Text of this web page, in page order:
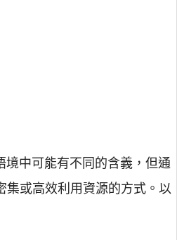
境中可能有不同的含義，但通
集或高效利用資源的方式。以